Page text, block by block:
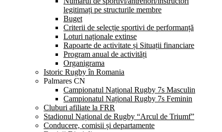
legitimați pe structurile membre
Buget
Criterii de selecție sportivi de performanță
Loturi naționale extinse
Rapoarte de activitate și Situații financiare
Program anual de activități
Organigrama
Istoric Rugby în Romania
Palmares CN
Campionatul Național Rugby 7s Masculin
Campionatul Național Rugby 7s Feminin
Cluburi afiliate la FRR
Stadionul Național de Rugby “Arcul de Triumf”
Conducere, comisii și departamente